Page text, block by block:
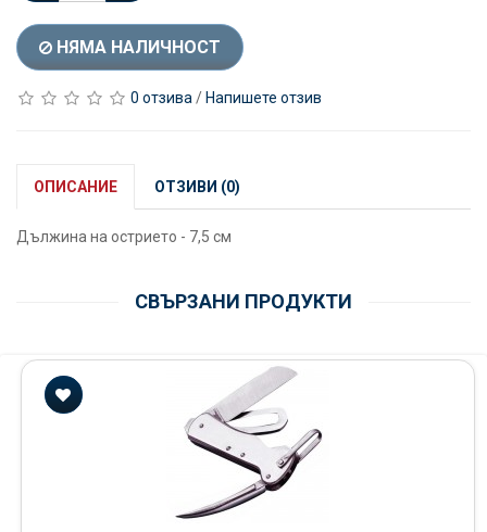
НЯМА НАЛИЧНОСТ
0 отзива / Напишете отзив
ОПИСАНИЕ ОТЗИВИ (0)
Дължина на острието - 7,5 см
СВЪРЗАНИ ПРОДУКТИ